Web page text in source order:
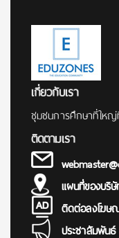
เกี่ยวกับเรา
ชุมชนการศึกษาที่ใหญ่
ติดตามเรา
แผนที่ของบริ
ติดต่อลงโฆษ
ประชาสัมพันธ์